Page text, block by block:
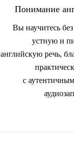
Понимание
Вы научитесь
устную и
английскую речь,
с